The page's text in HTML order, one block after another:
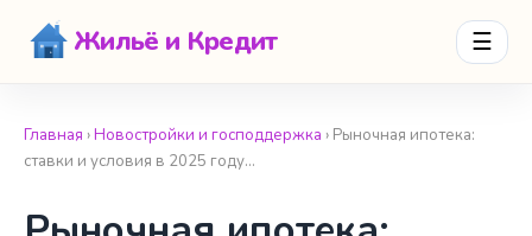
Жильё и Кредит ☰
Главная ›Новостройки и господдержка › Рыночная ипотека:
ставки и условия в 2025 году…